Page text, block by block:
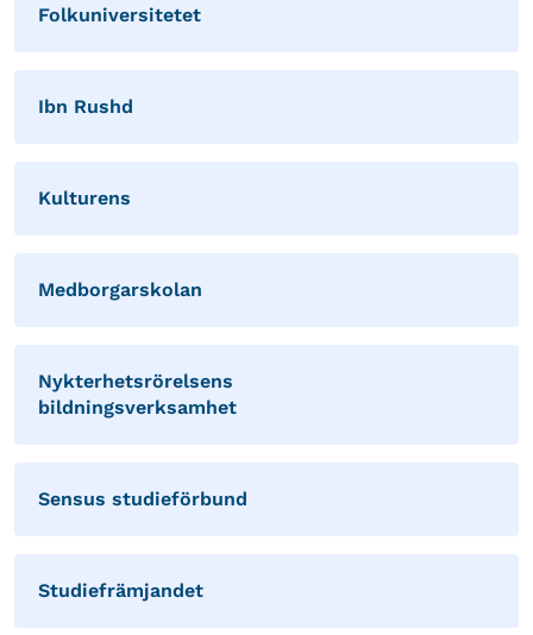
Folkuniversitetet
Ibn Rushd
Kulturens
Medborgarskolan
Nykterhetsrörelsens
bildningsverksamhet
Sensus studieförbund
Studiefrämjandet